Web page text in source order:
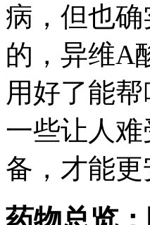
病，但也
的，异维A
用好了能
一些让人
备，才能